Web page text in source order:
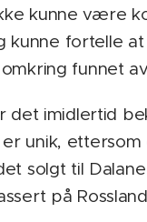
kunne være
kunne fortelle
funnet
det imidlertid
er unik,
solgt til
på